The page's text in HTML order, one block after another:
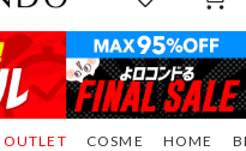
COSME HOME
OUTLET